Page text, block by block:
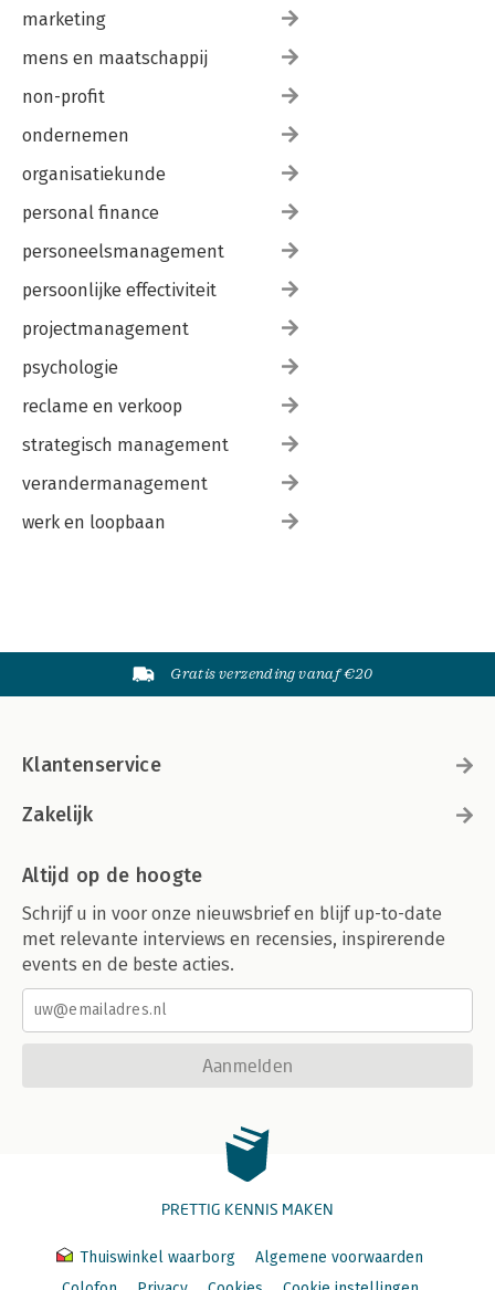
marketing
mens en maatschappij
non-profit
ondernemen
organisatiekunde
personal finance
personeelsmanagement
persoonlijke effectiviteit
projectmanagement
psychologie
reclame en verkoop
strategisch management
verandermanagement
werk en loopbaan
Gratis verzending vanaf €20
Klantenservice
Zakelijk
Altijd op de hoogte
Schrijf u in voor onze nieuwsbrief en blijf up-to-date
met relevante interviews en recensies, inspirerende
events en de beste acties.
Aanmelden
PRETTIG KENNIS MAKEN
Thuiswinkel waarborg
Algemene voorwaarden